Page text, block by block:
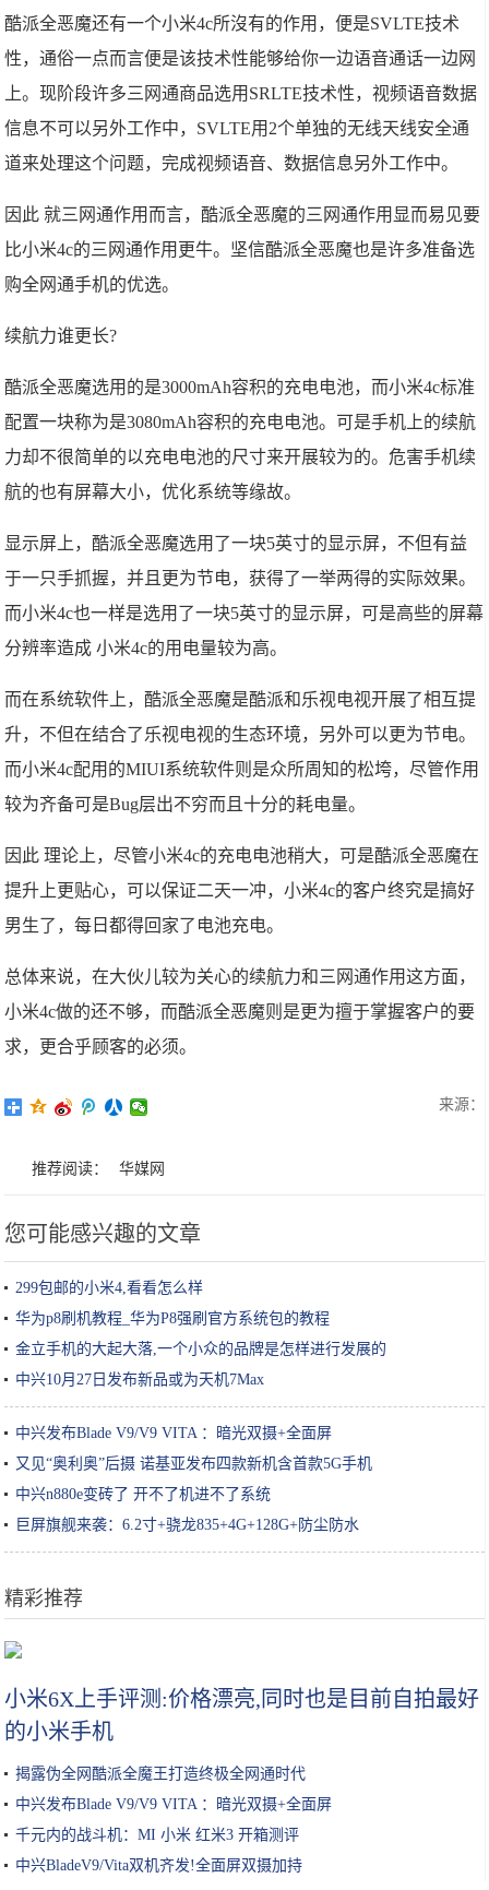
酷派全恶魔还有一个小米4c所沒有的作用，便是SVLTE技术
性，通俗一点而言便是该技术性能够给你一边语音通话一边网
上。现阶段许多三网通商品选用SRLTE技术性，视频语音数据
信息不可以另外工作中，SVLTE用2个单独的无线天线安全通
道来处理这个问题，完成视频语音、数据信息另外工作中。
因此 就三网通作用而言，酷派全恶魔的三网通作用显而易见要
比小米4c的三网通作用更牛。坚信酷派全恶魔也是许多准备选
购全网通手机的优选。
续航力谁更长?
酷派全恶魔选用的是3000mAh容积的充电电池，而小米4c标准
配置一块称为是3080mAh容积的充电电池。可是手机上的续航
力却不很简单的以充电电池的尺寸来开展较为的。危害手机续
航的也有屏幕大小，优化系统等缘故。
显示屏上，酷派全恶魔选用了一块5英寸的显示屏，不但有益
于一只手抓握，并且更为节电，获得了一举两得的实际效果。
而小米4c也一样是选用了一块5英寸的显示屏，可是高些的屏幕
分辨率造成 小米4c的用电量较为高。
而在系统软件上，酷派全恶魔是酷派和乐视电视开展了相互提
升，不但在结合了乐视电视的生态环境，另外可以更为节电。
而小米4c配用的MIUI系统软件则是众所周知的松垮，尽管作用
较为齐备可是Bug层出不穷而且十分的耗电量。
因此 理论上，尽管小米4c的充电电池稍大，可是酷派全恶魔在
提升上更贴心，可以保证二天一冲，小米4c的客户终究是搞好
男生了，每日都得回家了电池充电。
总体来说，在大伙儿较为关心的续航力和三网通作用这方面，
小米4c做的还不够，而酷派全恶魔则是更为擅于掌握客户的要
求，更合乎顾客的必须。
来源：
推荐阅读： 华媒网
您可能感兴趣的文章
299包邮的小米4,看看怎么样
华为p8刷机教程_华为P8强刷官方系统包的教程
金立手机的大起大落,一个小众的品牌是怎样进行发展的
中兴10月27日发布新品或为天机7Max
中兴发布Blade V9/V9 VITA ：暗光双摄+全面屏
又见“奥利奥”后摄 诺基亚发布四款新机含首款5G手机
中兴n880e变砖了 开不了机进不了系统
巨屏旗舰来袭：6.2寸+骁龙835+4G+128G+防尘防水
精彩推荐
小米6X上手评测:价格漂亮,同时也是目前自拍最好
的小米手机
揭露伪全网酷派全魔王打造终极全网通时代
中兴发布Blade V9/V9 VITA ：暗光双摄+全面屏
千元内的战斗机：MI 小米 红米3 开箱测评
中兴BladeV9/Vita双机齐发!全面屏双摄加持